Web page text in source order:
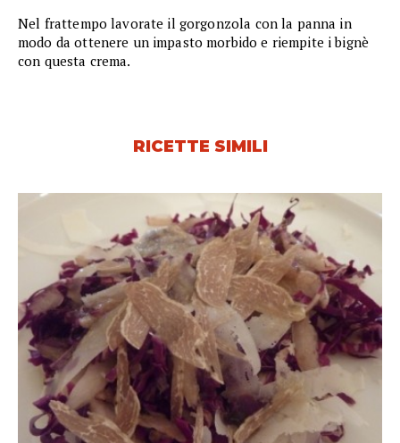
Nel frattempo lavorate il gorgonzola con la panna in
modo da ottenere un impasto morbido e riempite i bignè
con questa crema.
RICETTE SIMILI